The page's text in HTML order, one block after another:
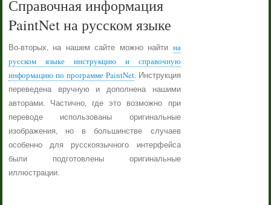
Справочная информация
PaintNet на русском языке
Во-вторых, на нашем сайте можно найти на
русском языке инструкцию и справочную
информацию по программе PaintNet. Инструкция
переведена вручную и дополнена нашими
авторами. Частично, где это возможно при
переводе использованы оригинальные
изображения, но в большинстве случаев
особенно для русскоязычного интерфейса
были подготовлены оригинальные
иллюстрации.